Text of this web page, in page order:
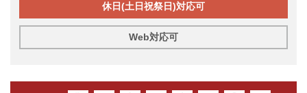
休日(土日祝祭日)対応可
Web対応可